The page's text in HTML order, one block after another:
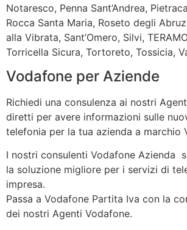
Notaresco, Penna Sant’Andrea,
Rocca Santa Maria, Roseto degli
alla Vibrata, Sant’Omero, Silvi,
Torricella Sicura, Tortoreto, Tossicia,
Vodafone per Aziende
Richiedi una consulenza ai nostri
diretti per avere informazioni sulle
telefonia per la tua azienda a marchio
I nostri consulenti Vodafone Azienda
la soluzione migliore per i servizi di
impresa.
Passa a Vodafone Partita Iva con la
dei nostri Agenti Vodafone.